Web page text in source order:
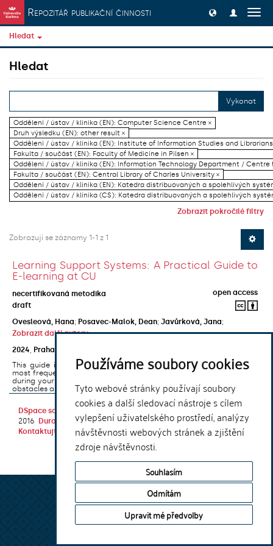
Používáme soubory cookies
Tyto webové stránky používají soubory
cookies a další sledovací nástroje s cílem
vylepšení uživatelského prostředí, analýzy
návštěvnosti webových stránek a zjištění
zdroje návštěvnosti.
Souhlasím
Odmítám
Upravit mé předvolby
Přeskočit na obsah
Repozitář publikační činnosti
Hledat
Hledat
Vykonat
Oddělení / ústav / klinika (EN): Computer Science Centre ×
Druh výsledku (EN): other result ×
Oddělení / ústav / klinika (EN): Institute of Information Studies and
Fakulta / součást (EN): Faculty of Medicine in Pilsen ×
Oddělení / ústav / klinika (EN): Information Technology Department / Centre
Fakulta / součást (EN): Central Library of Charles University ×
Oddělení / ústav / klinika (EN): Katedra distribuovaných a spolehlivých
Oddělení / ústav / klinika (CS): Katedra distribuovaných a spolehlivých
Zobrazit pokročilé filtry
Zobrazují se záznamy 1-1 z 1
Learning Support Systems: A Practical Guide to
E-learning at CU
necertifikovaná metodika
open access
draft
Ovesleová, Hana; Posavec-Malok, Dean; Javůrková, Jana;
Zobrazit další autory
2024
Praha
This guide introduces the e-learning support tools that are used
most frequently at Charles University and that you may encounter
during your studies. It will also help you to avoid the most common
obstacles associated ...
DSpace software
2016
DuraSpace
Kontaktujte nás |Vyjádření názoru
Theme by